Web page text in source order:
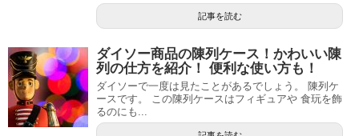
記事を読む
ダイソー商品の陳列ケース！かわいい陳
列の仕方を紹介！ 便利な使い方も！
ダイソーで一度は見たことがあるでしょう。 陳列ケ
ースです。 この陳列ケースはフィギュアや 食玩を飾
るのにも...